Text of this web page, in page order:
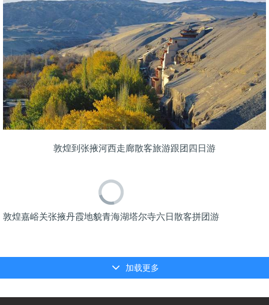
敦煌到张掖河西走廊散客旅游跟团四日游
敦煌嘉峪关张掖丹霞地貌青海湖塔尔寺六日散客拼团游
加载更多